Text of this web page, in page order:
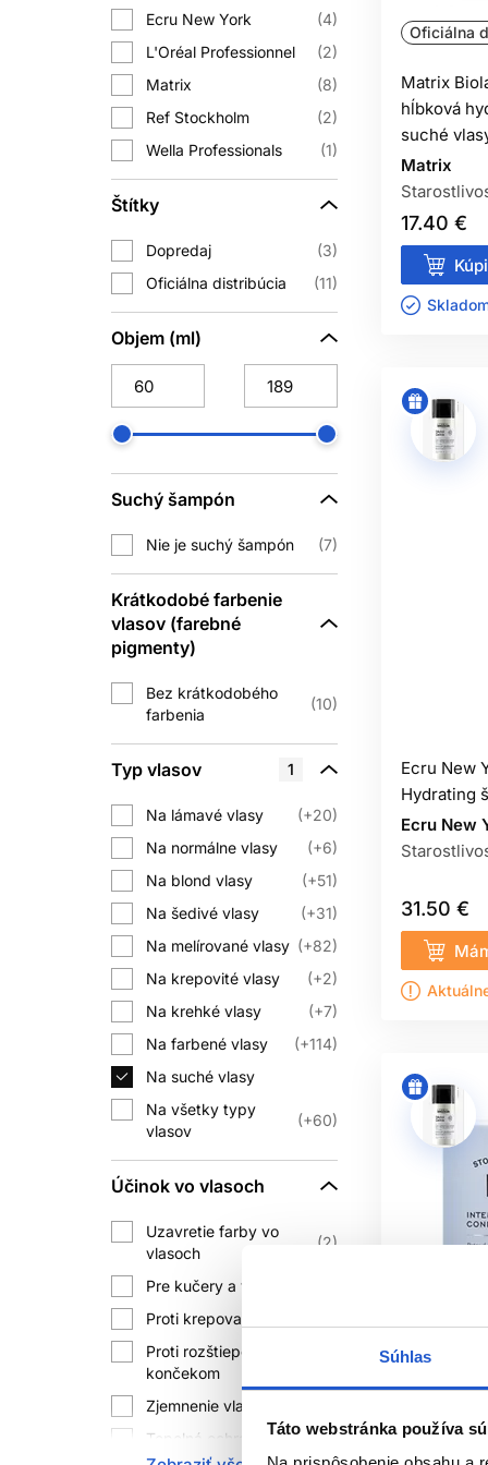
Súhlas
Táto webstránka používa
Pri jemných vlasoch začnite
Maska na suché vlasy
môže
používať pri každom
Dodržte odporúčaný čas
OLEJ
Olej na vlasy sa najčastejšie používa
Nehydratuje vlas tým, že by
Začnite jednou až niekoľkými
Bezoplachová starostlivosť môže
účel, preto čítajte
Sérum môže byť ľahké aj bohaté.
Veľmi horúca voda môže zvyšovať
frekvenciu
Suchý šampón môže umytie občas
Fén, žehlička a kulma môžu pri
požadovaný výsledok, a vhodnú
Tepelná ochrana
Slnko môže ovplyvniť pigment aj
tvrdením používajte
Blond a porézne vlasy môžu po
zelené farbivo. Pri probléme
Fialové, modré alebo pigmentované
na každodenné použitie pre
Tónovací produkt
AKO
Ecru New York
4
L'Oréal Professionnel
2
Matrix
8
Ref Stockholm
2
Wella Professionals
1
Štítky
Dopredaj
3
Oficiálna distribúcia
11
Objem (ml)
Suchý šampón
Nie je suchý šampón 7
Krátkodobé farbenie
vlasov (farebné
pigmenty)
Bez krátkodobého
farbenia
10
Typ vlasov 1
Na lámavé vlasy
+20
Na normálne vlasy
+6
Na blond vlasy
+51
Na šedivé vlasy
+31
Na melírované vlasy
+82
Na krepovité vlasy
+2
Na krehké vlasy
+7
Na farbené vlasy
+114
Na suché vlasy
Na všetky typy
vlasov
+60
Účinok vo vlasoch
Uzavretie farby vo
vlasoch
2
Pre kučery a vlny
Proti krepovateniu
Proti rozštiepeným
končekom
Zjemnenie vlasov
Tepelná ochrana vlasov 1
Oficiálna
Matrix
hĺbková
suché
Matrix
17.40 €
Skladom
Ecru New
Hydrating
Ecru New
31.50 €
Ref